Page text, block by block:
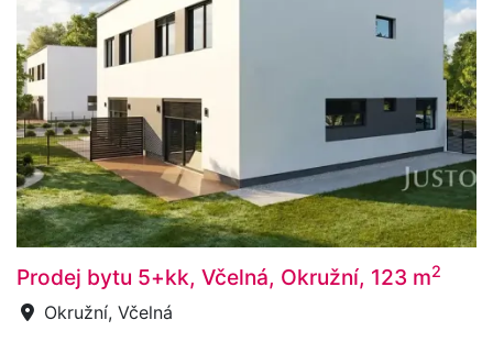
Prodej bytu 5+kk, Včelná, Okružní, 123 m2
Okružní, Včelná